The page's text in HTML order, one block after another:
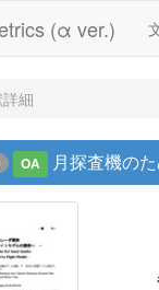
(α ver.)
細
OA 月探査機の